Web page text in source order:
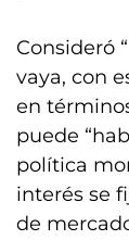
Consideró
vaya, con
en
puede
política
interés se
de